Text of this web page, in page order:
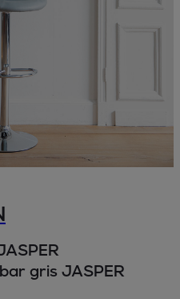
gris JASPER